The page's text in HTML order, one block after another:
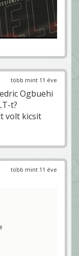
több mint 11 éve
Ogbuehi
t?
volt kicsit
több mint 11 éve